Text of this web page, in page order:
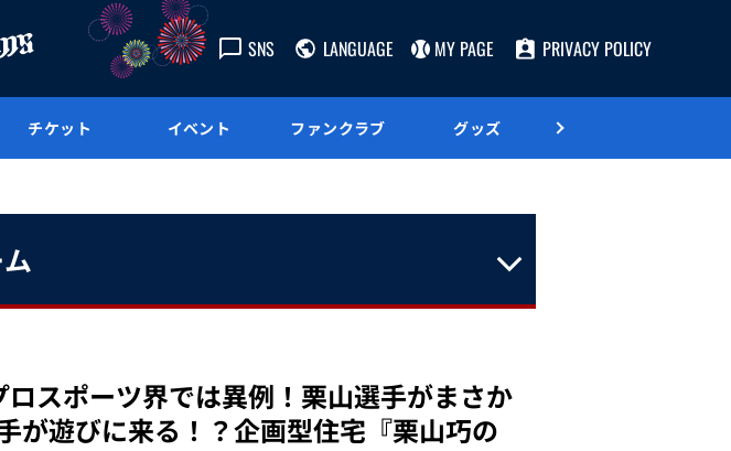
SNS LANGUAGE MY PAGE PRIVACY POLICY
チケット イベント ファンクラブ グッズ
スポーツ界では異例！栗山選手がまさか
が遊びに来る！？企画型住宅『栗山巧の